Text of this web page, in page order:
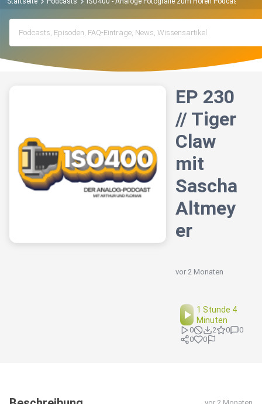
EP 230
// Tiger
Claw
mit
Sascha
Altmey
er
vor 2 Monaten
1 Stunde 4
Minuten
0 2 0
0
0
0